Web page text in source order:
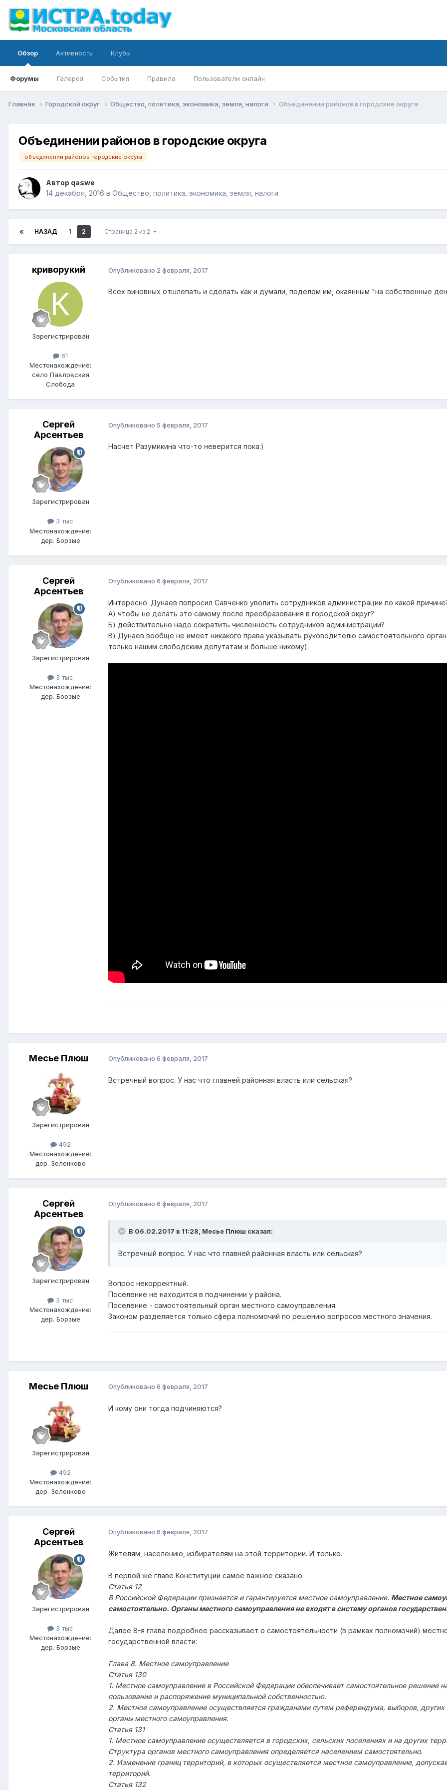
Обзор
Форумы Галерея События Правила Пользователи онлайн
Активность Клубы
Главная Городской округ Общество, политика, экономика, земля, налоги Объединении районов в городские округа
Объединении районов в городские округа
объединении районов городские округа
Автор qaswe
14 декабря, 2016 в Общество, политика, экономика, земля, налоги
НАЗАД 1 2 Страница 2 из 2
криворукий
Зарегистрирован
61
Местонахождение:
село Павловская
Слобода
Опубликовано 2 февраля, 2017
Всех виновных отшлепать и сделать как и думали, поделом им, окаянным "на собственные
Сергей
Арсентьев
Зарегистрирован
3 тыс
Местонахождение:
дер. Борзые
Опубликовано 5 февраля, 2017
Насчет Разумикина что-то неверится пока:)
Сергей
Арсентьев
Зарегистрирован
3 тыс
Местонахождение:
дер. Борзые
Опубликовано 6 февраля, 2017
Интересно. Дунаев попросил Савченко уволить сотрудников администрации по какой
А) чтобы не делать это самому после преобразования в городской округ?
Б) действительно надо сократить численность сотрудников администрации?
В) Дунаев вообще не имеет никакого права указывать руководителю самостоятельного
только нашим слободским депутатам и больше никому).
Месье Плюш
Зарегистрирован
492
Местонахождение:
дер. Зеленково
Опубликовано 6 февраля, 2017
Встречный вопрос. У нас что главней районная власть или сельская?
Сергей
Арсентьев
Зарегистрирован
3 тыс
Местонахождение:
дер. Борзые
Опубликовано 6 февраля, 2017
В 06.02.2017 в 11:28, Месье Плюш сказал:
Встречный вопрос. У нас что главней районная власть или сельская?
Вопрос некорректный.
Поселение не находится в подчинении у района.
Поселение - самостоятельный орган местного самоуправления.
Законом разделяется только сфера полномочий по решению вопросов местного значения.
Месье Плюш
Зарегистрирован
492
Местонахождение:
дер. Зеленково
Опубликовано 6 февраля, 2017
И кому они тогда подчиняются?
Сергей
Арсентьев
Зарегистрирован
3 тыс
Местонахождение:
дер. Борзые
Опубликовано 6 февраля, 2017
Жителям, населению, избирателям на этой территории. И только.
В первой же главе Конституции самое важное сказано:
Статья 12
В Российской Федерации признается и гарантируется местное самоуправление. Местное
самостоятельно. Органы местного самоуправления не входят в систему органов
Далее 8-я глава подробнее рассказывает о самостоятельности (в рамках полномочий)
государственной власти:
Глава 8. Местное самоуправление
Статья 130
1. Местное самоуправление в Российской Федерации обеспечивает самостоятельное решение
пользование и распоряжение муниципальной собственностью.
2. Местное самоуправление осуществляется гражданами путем референдума, выборов,
органы местного самоуправления.
Статья 131
1. Местное самоуправление осуществляется в городских, сельских поселениях и на других
Структура органов местного самоуправления определяется населением самостоятельно.
2. Изменение границ территорий, в которых осуществляется местное самоуправление,
территорий.
Статья 132